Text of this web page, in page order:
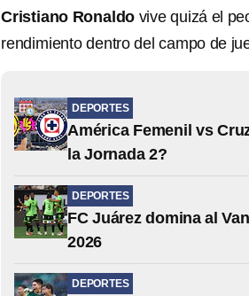
Cristiano Ronaldo vive quizá el
rendimiento dentro del campo de
DEPORTES
América Femenil vs
la Jornada 2?
DEPORTES
FC Juárez domina al
2026
DEPORTES